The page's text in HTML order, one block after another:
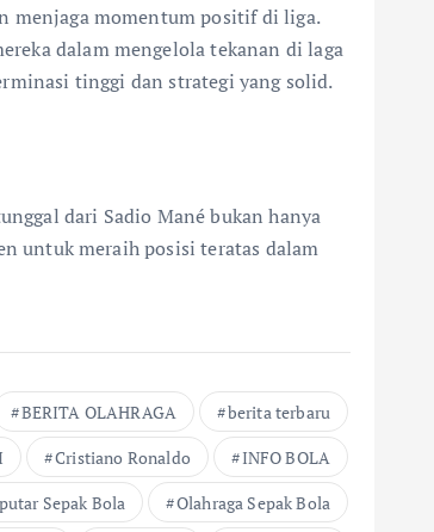
menjaga momentum positif di liga.
dalam mengelola tekanan di laga
tinggi dan strategi yang solid.
dari Sadio Mané bukan hanya
untuk meraih posisi teratas dalam
BERITA OLAHRAGA
berita terbaru
Cristiano Ronaldo
INFO BOLA
Sepak Bola
Olahraga Sepak Bola